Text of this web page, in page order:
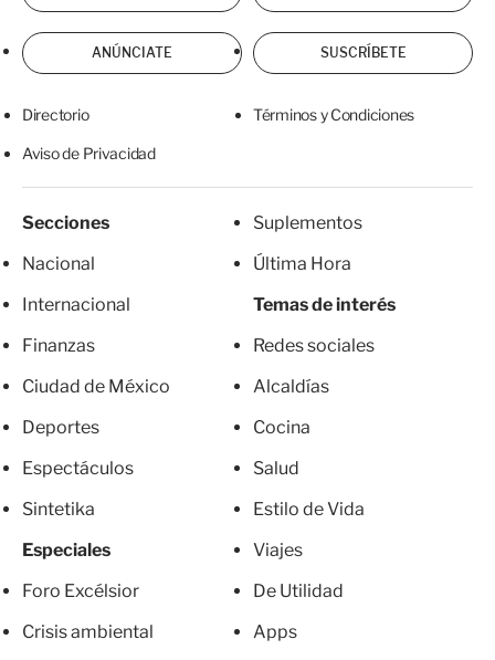
ANÚNCIATE SUSCRÍBETE
Directorio Términos y Condiciones
Aviso de Privacidad
Secciones
Nacional
Internacional
Finanzas
Ciudad de México
Deportes
Espectáculos
Sintetika
Especiales
Foro Excélsior
Crisis ambiental
Suplementos
Última Hora
Temas de interés
Redes sociales
Alcaldías
Cocina
Salud
Estilo de Vida
Viajes
De Utilidad
Apps